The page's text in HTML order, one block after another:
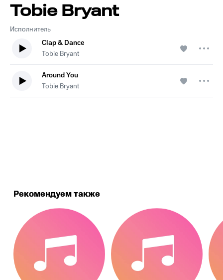
Исполнитель
Tobie Bryant
Clap & Dance
Tobie Bryant
Around You
Tobie Bryant
Рекомендуем также